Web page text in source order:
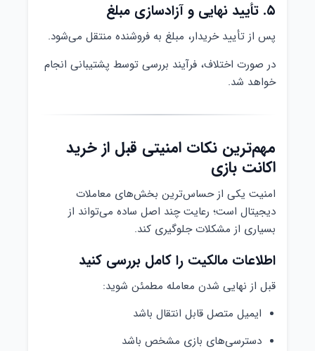
۵. تأیید نهایی و آزادسازی مبلغ
پس از تأیید خریدار، مبلغ به فروشنده منتقل می‌شود.
در صورت اختلاف، فرآیند بررسی توسط پشتیبانی انجام
خواهد شد.
مهم‌ترین نکات امنیتی قبل از خرید
اکانت بازی
امنیت یکی از حساس‌ترین بخش‌های معاملات
دیجیتال است؛ رعایت چند اصل ساده می‌تواند از
بسیاری از مشکلات جلوگیری کند.
اطلاعات مالکیت را کامل بررسی کنید
قبل از نهایی شدن معامله مطمئن شوید:
ایمیل متصل قابل انتقال باشد
دسترسی‌های بازی مشخص باشد